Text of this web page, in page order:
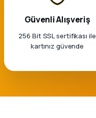
Güvenli Alışveriş
256 Bit SSL sertifikası ile
kartınız güvende